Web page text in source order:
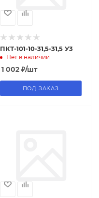
ПКТ-101-10-31,5-31,5 У3
Нет в наличии
1 002₽/шт
ПОД ЗАКАЗ